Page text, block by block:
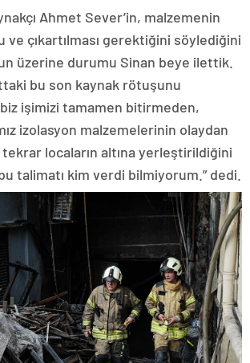
Ahmet Sever’in, malzemenin
ve çıkartılması gerektiğini söylediğini
üzerine durumu Sinan beye ilettik.
bu son kaynak rötuşunu
işimizi tamamen bitirmeden,
izolasyon malzemelerinin olaydan
locaların altına yerleştirildiğini
talimatı kim verdi bilmiyorum.” dedi.